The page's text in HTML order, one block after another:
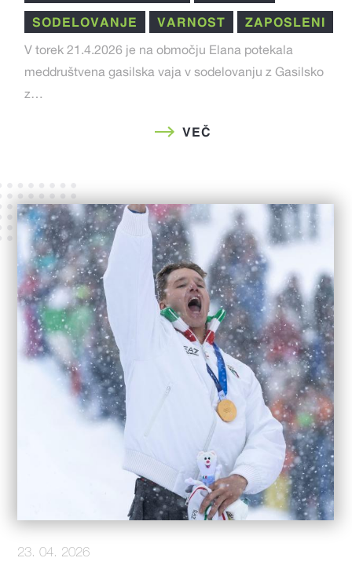
SODELOVANJE VARNOST ZAPOSLENI
V torek 21.4.2026 je na območju Elana potekala
meddruštvena gasilska vaja v sodelovanju z Gasilsko
z…
VEČ
23. 04. 2026